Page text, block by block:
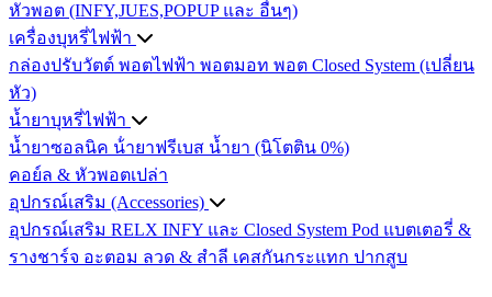
หัวพอต (INFY,JUES,POPUP และ อื่นๆ)
เครื่องบุหรี่ไฟฟ้า
กล่องปรับวัตต์ พอตไฟฟ้า พอตมอท พอต Closed System (เปลี่ยน
หัว)
น้ำยาบุหรี่ไฟฟ้า
น้ำยาซอลนิค น้ํายาฟรีเบส น้ำยา (นิโตติน 0%)
คอย์ล & หัวพอตเปล่า
อุปกรณ์เสริม (Accessories)
อุปกรณ์เสริม RELX INFY และ Closed System Pod แบตเตอรี่ &
รางชาร์จ อะตอม ลวด ​& สำลี เคสกันกระแทก ปากสูบ